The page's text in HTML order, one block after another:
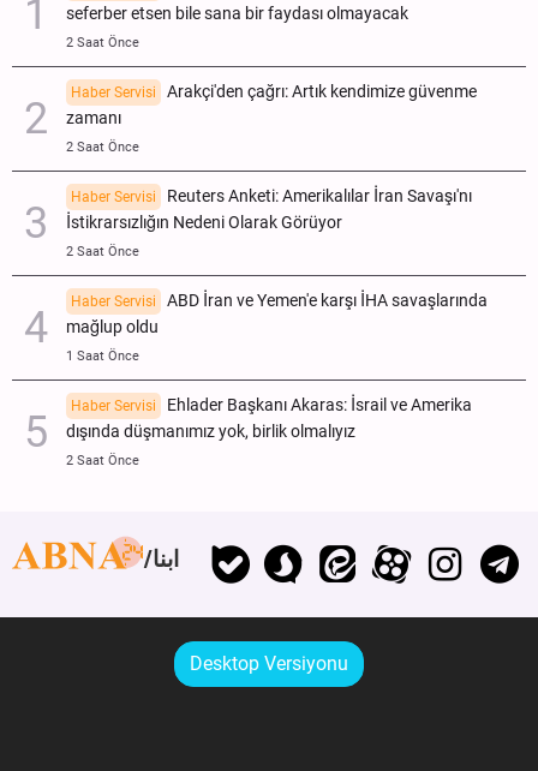
seferber etsen bile sana bir faydası olmayacak
2 Saat Önce
Haber Servisi
Arakçi'den çağrı: Artık kendimize güvenme
zamanı
2 Saat Önce
Haber Servisi
Reuters Anketi: Amerikalılar İran Savaşı'nı
İstikrarsızlığın Nedeni Olarak Görüyor
2 Saat Önce
Haber Servisi
ABD İran ve Yemen'e karşı İHA savaşlarında
mağlup oldu
1 Saat Önce
Haber Servisi
Ehlader Başkanı Akaras: İsrail ve Amerika
dışında düşmanımız yok, birlik olmalıyız
2 Saat Önce
ابنا
Desktop Versiyonu